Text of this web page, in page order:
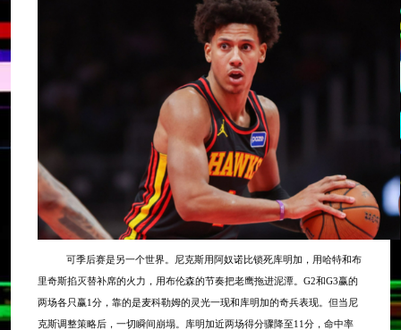
可季后赛是另一个世界。尼克斯用阿奴诺比锁死库明加，用哈特和布
里奇斯掐灭替补席的火力，用布伦森的节奏把老鹰拖进泥潭。 G2和G3赢的
两场各只赢1分，靠的是麦科勒姆的灵光一现和库明加的奇兵表现。但当尼
克斯调整策略后，一切瞬间崩塌。库明加近两场得分骤降至11分，命中率